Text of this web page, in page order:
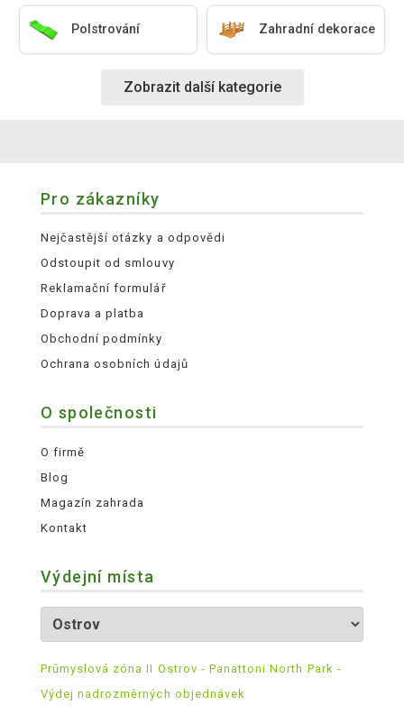
Polstrování Zahradní dekorace
Zobrazit další kategorie
Pro zákazníky
Nejčastější otázky a odpovědi
Odstoupit od smlouvy
Reklamační formulář
Doprava a platba
Obchodní podmínky
Ochrana osobních údajů
O společnosti
O firmě
Blog
Magazín zahrada
Kontakt
Výdejní místa
Průmyslová zóna II Ostrov - Panattoni North Park -
Výdej nadrozměrných objednávek